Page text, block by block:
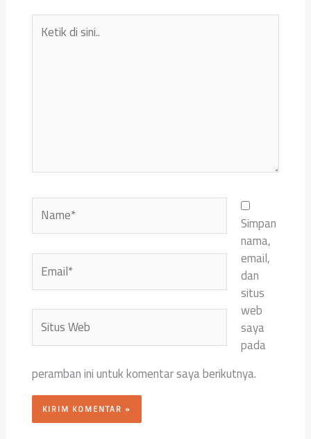
Ketik
Name*
Email*
Situs
Web
Simpan
nama,
email,
dan
situs
web
saya
pada
peramban ini untuk komentar saya berikutnya.